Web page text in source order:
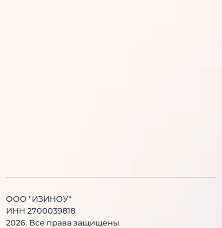
Китайский язык
ООО "ИЗИНОУ"
ИНН 2700039818
2026. Все права защищены